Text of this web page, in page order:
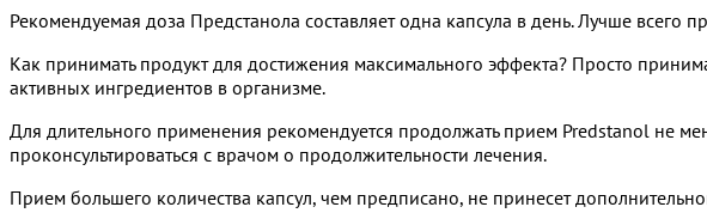
Рекомендуемая доза Предстанола составляет одна капсула в день. Лучше всего
Как принимать продукт для достижения максимального эффекта? Просто
активных ингредиентов в организме.
Для длительного применения рекомендуется продолжать прием Predstanol не
проконсультироваться с врачом о продолжительности лечения.
Прием большего количества капсул, чем предписано, не принесет